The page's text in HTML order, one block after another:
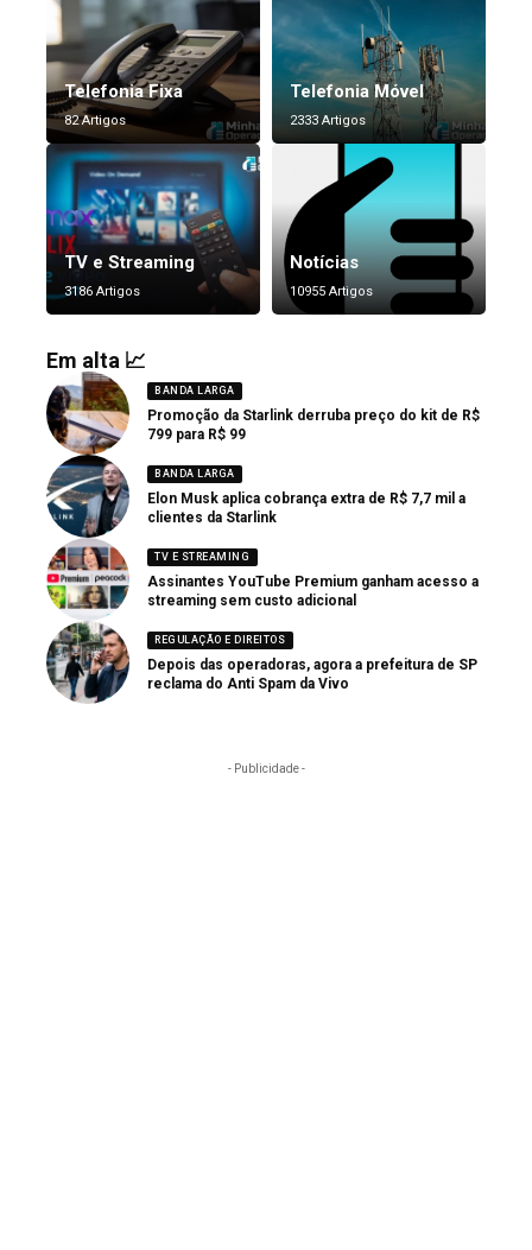
Telefonia Fixa
82 Artigos
Telefonia Móvel
2333 Artigos
TV e Streaming
3186 Artigos
Notícias
10955 Artigos
Em alta 📈
BANDA LARGA
Promoção da Starlink derruba preço do kit de R$
799 para R$ 99
BANDA LARGA
Elon Musk aplica cobrança extra de R$ 7,7 mil a
clientes da Starlink
TV E STREAMING
Assinantes YouTube Premium ganham acesso a
streaming sem custo adicional
REGULAÇÃO E DIREITOS
Depois das operadoras, agora a prefeitura de SP
reclama do Anti Spam da Vivo
- Publicidade -